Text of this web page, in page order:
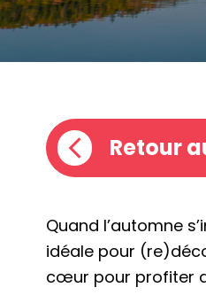
Retour
Quand l’automne
idéale pour
cœur pour profiter